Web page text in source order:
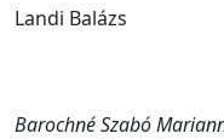
Landi Balázs
Barochné Szabó